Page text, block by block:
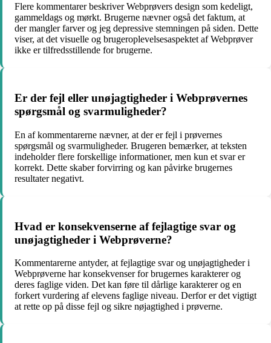
Flere kommentarer beskriver Webprøvers design som kedeligt,
gammeldags og mørkt. Brugerne nævner også det faktum, at
der mangler farver og jeg depressive stemningen på siden. Dette
viser, at det visuelle og brugeroplevelsesaspektet af Webprøver
ikke er tilfredsstillende for brugerne.
Er der fejl eller unøjagtigheder i Webprøvernes
spørgsmål og svarmuligheder?
En af kommentarerne nævner, at der er fejl i prøvernes
spørgsmål og svarmuligheder. Brugeren bemærker, at teksten
indeholder flere forskellige informationer, men kun et svar er
korrekt. Dette skaber forvirring og kan påvirke brugernes
resultater negativt.
Hvad er konsekvenserne af fejlagtige svar og
unøjagtigheder i Webprøverne?
Kommentarerne antyder, at fejlagtige svar og unøjagtigheder i
Webprøverne har konsekvenser for brugernes karakterer og
deres faglige viden. Det kan føre til dårlige karakterer og en
forkert vurdering af elevens faglige niveau. Derfor er det vigtigt
at rette op på disse fejl og sikre nøjagtighed i prøverne.